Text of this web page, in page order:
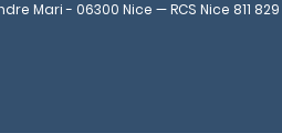
Mari - 06300 Nice — RCS Nice 811